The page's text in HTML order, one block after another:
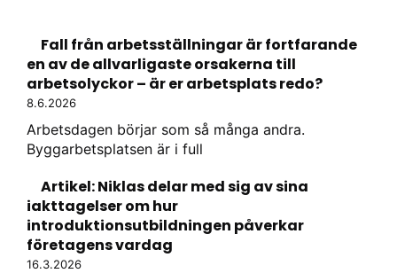
Fall från arbetsställningar är fortfarande
en av de allvarligaste orsakerna till
arbetsolyckor – är er arbetsplats redo?
8.6.2026
Arbetsdagen börjar som så många andra.
Byggarbetsplatsen är i full
Artikel: Niklas delar med sig av sina
iakttagelser om hur
introduktionsutbildningen påverkar
företagens vardag
16.3.2026